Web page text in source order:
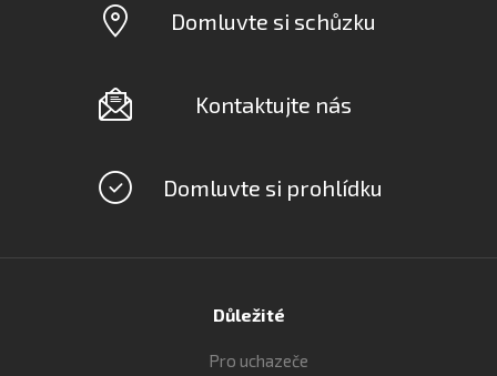
Domluvte si schůzku
Kontaktujte nás
Domluvte si prohlídku
Důležité
Pro uchazeče